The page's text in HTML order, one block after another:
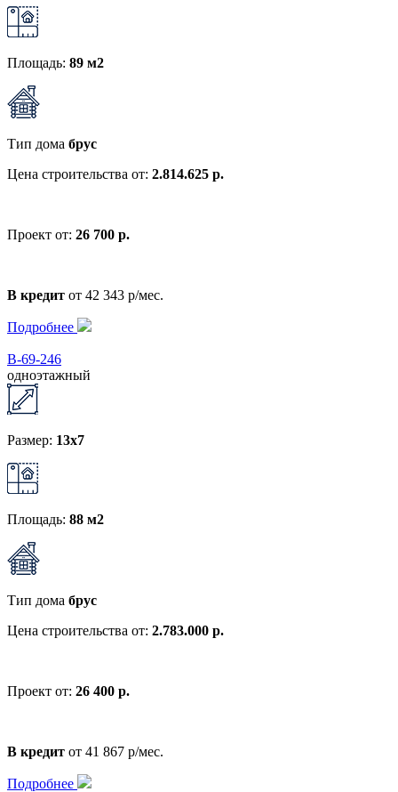
Площадь: 89 м2
Тип дома брус
Цена строительства от: 2.814.625 р.
Проект от: 26 700 р.
В кредит от 42 343 р/мес.
Подробнее
В-69-246
одноэтажный
Размер: 13x7
Площадь: 88 м2
Тип дома брус
Цена строительства от: 2.783.000 р.
Проект от: 26 400 р.
В кредит от 41 867 р/мес.
Подробнее